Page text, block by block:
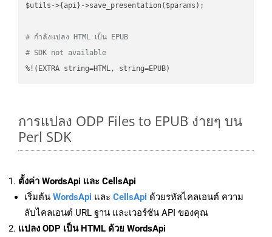
$utils->{api}->save_presentation($params);
# กำลังแปลง HTML เป็น EPUB
# SDK not available
%!(EXTRA string=HTML, string=EPUB)
การแปลง ODP Files to EPUB ง่ายๆ บน
Perl SDK
ตั้งค่า WordsApi และ CellsApi
เริ่มต้น WordsApi และ CellsApi ด้วยรหัสไคลเอนต์ ความ
ลับไคลเอนต์ URL ฐาน และเวอร์ชัน API ของคุณ
แปลง ODP เป็น HTML ด้วย WordsApi